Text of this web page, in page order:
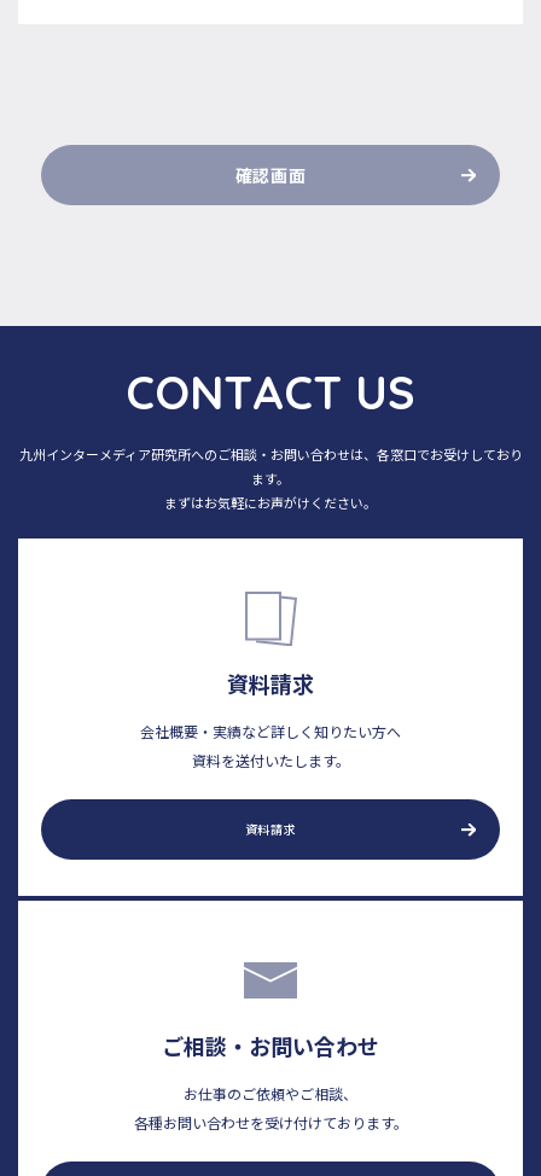
確認画面
CONTACT US
九州インターメディア研究所へのご相談・お問い合わせは、各窓口でお受けしており
ます。
まずはお気軽にお声がけください。
資料請求
会社概要・実績など詳しく知りたい方へ
資料を送付いたします。
資料請求
ご相談・お問い合わせ
お仕事のご依頼やご相談、
各種お問い合わせを受け付けております。